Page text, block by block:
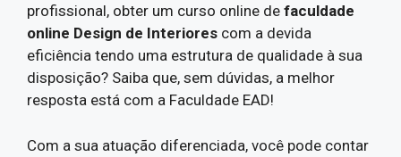
profissional, obter um curso online de faculdade
online Design de Interiores com a devida
eficiência tendo uma estrutura de qualidade à sua
disposição? Saiba que, sem dúvidas, a melhor
resposta está com a Faculdade EAD!
Com a sua atuação diferenciada, você pode contar